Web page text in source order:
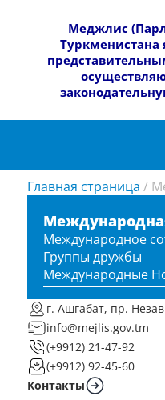
​Меджлис
Туркменистана
Главная страница /
Международное
Группы дружбы
Международные
г. Ашгабат, пр.
info@mejlis.gov.tm
(+9912) 21-47-92
(+9912) 92-45-60
Контакты